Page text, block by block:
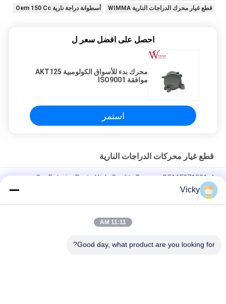
قطع غيار محرك الدراجات النارية WIMMA
أسطوانة دراجة نارية Oem 150 Cc
احصل على افضل سعر ل
محرك بدء للأسواق الكولومبية AKT125
موافقة ISO9001
استمر
قطع غيار محركات الدراجات النارية
Car Exterior Parts High-Quality Bumper B516F271301-4
CHANAN OSHAN​ Z6 Starry White
محرك بداية هوندا EX5 قطع غيار محرك دراجة نارية رخيصة بالجملة مع
Vicky
11:11 AM
Good day, what product are you looking for?